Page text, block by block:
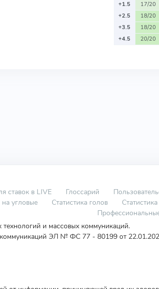
+1.5
17/20
+2.5
18/20
+3.5
18/20
+4.5
20/20
ставок в LIVE Глоссарий
на угловые Статистика голов
и массовых коммуникаций.
коммуникаций ЭЛ № ФС 77 - 80199 от